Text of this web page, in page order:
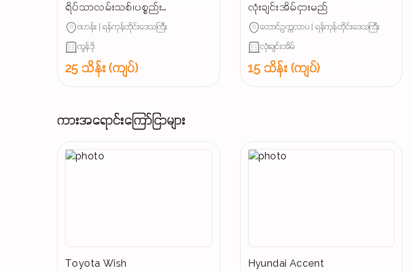
ရိပ်သာလမ်းသစ်၊ပစ္စည်း
စုံCondoအငှါးမို့၊စရန်ဦးသူရ👉☎️
ဗဟန်း | ရန်ကုန်တိုင်းဒေသကြီး
ကွန်ဒို
25 သိန်း (ကျပ်)
လုံးချင်းအိမ်ငှားမည်
တောင်ဥက္ကလာပ | ရန်ကုန်တိုင်းဒေသကြီး
လုံးချင်းအိမ်
15 သိန်း (ကျပ်)
ကားအရောင်းကြော်ငြာများ
Toyota Wish Hyundai Accent